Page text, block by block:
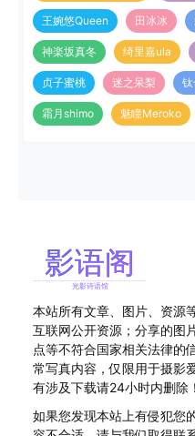
王婉悠Queen 田冰冰
神楽坂真冬 绮里嘉ula
贞子蜜桃 迷之呆梨
霜月shimo 魅瞳Meroko
本站所有文章、图片、资源
互联网公开资源；分享的图
点等不符合国家相关法律的
常写真内容，仅限用于摄影
有涉及下载请24小时内删除！
如果您发现本站上有侵犯您